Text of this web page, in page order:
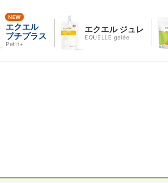
エクエル
プチプラス
Petit+
エクエル ジュレ
EQUELLE gelée